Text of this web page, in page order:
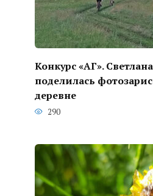
Конкурс «АГ».
поделилась
деревне
290